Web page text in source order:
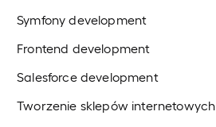
Symfony development
Frontend development
Salesforce development
Tworzenie sklepów internetowych